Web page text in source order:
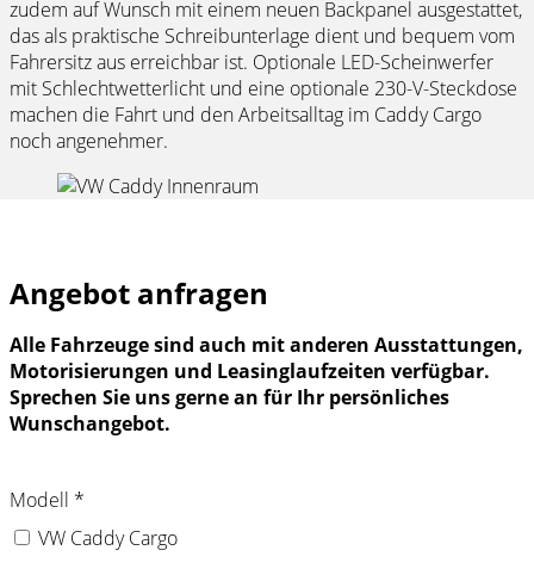
zudem auf Wunsch mit einem neuen Backpanel ausgestattet,
das als praktische Schreibunterlage dient und bequem vom
Fahrersitz aus erreichbar ist. Optionale LED-Scheinwerfer
mit Schlechtwetterlicht und eine optionale 230-V-Steckdose
machen die Fahrt und den Arbeitsalltag im Caddy Cargo
noch angenehmer.
Angebot anfragen
Alle Fahrzeuge sind auch mit anderen Ausstattungen,
Motorisierungen und Leasinglaufzeiten verfügbar.
Sprechen Sie uns gerne an für Ihr persönliches
Wunschangebot.
Modell *
VW Caddy Cargo